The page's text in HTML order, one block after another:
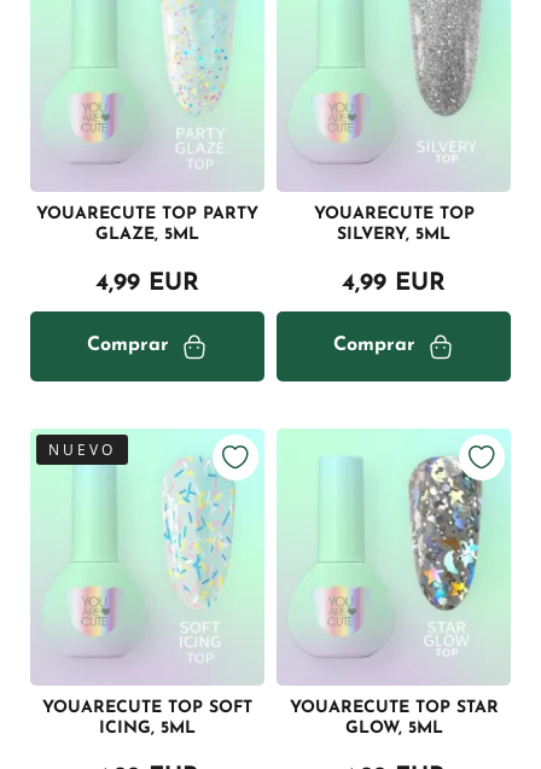
YOUARECUTE TOP PARTY
GLAZE, 5ML
4,99 EUR
Comprar
YOUARECUTE TOP
SILVERY, 5ML
4,99 EUR
Comprar
NUEVO
YOUARECUTE TOP SOFT
ICING, 5ML
YOUARECUTE TOP STAR
GLOW, 5ML